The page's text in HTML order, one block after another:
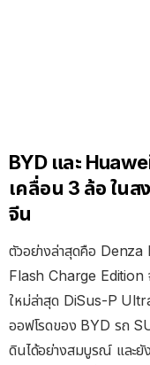
BYD และ
เคลื่อน 3 ล้อ ในส
จีน
ตัวอย่างล่าสุดคือ
Flash Charge Edition
ใหม่ล่าสุด DiSus-P
ออฟโรดของ BYD รถ
ดินได้อย่างสมบูรณ์ และยั